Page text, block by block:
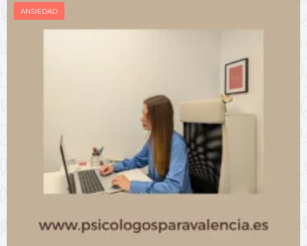
ANSIEDAD